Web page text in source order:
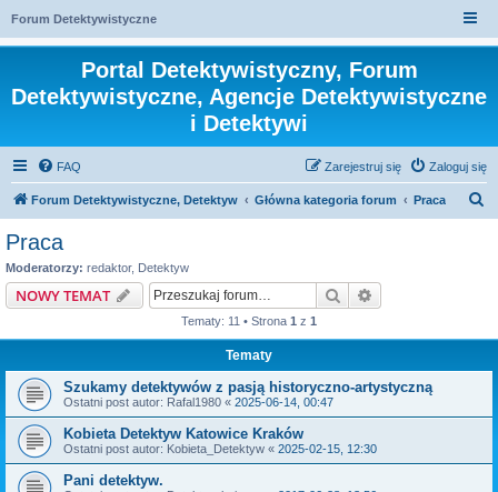
Forum Detektywistyczne
Portal Detektywistyczny, Forum
Detektywistyczne, Agencje Detektywistyczne
i Detektywi
FAQ Zaloguj się
Zarejestruj się
Forum Detektywistyczne, Detektyw Główna kategoria forum Praca
Praca
Moderatorzy: redaktor, Detektyw
NOWY TEMAT Szukaj
Tematy: 11 • Strona 1 z 1
Tematy
Szukamy detektywów z pasją historyczno-artystyczną
Ostatni post autor: Rafal1980 « 2025-06-14, 00:47
Kobieta Detektyw Katowice Kraków
Ostatni post autor: Kobieta_Detektyw « 2025-02-15, 12:30
Pani detektyw.